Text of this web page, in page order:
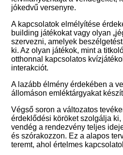
jókedvű versenyre.
A kapcsolatok elmélyítése
building játékokat vagy olyan
szervezni, amelyek
ki. Az olyan játékok, mint a
otthonnal kapcsolatos
interakciót.
A lazább élmény érdekében a
állomáson emléktárgyakat
Végső soron a változatos
érdeklődési köröket szolgálja
vendég a rendezvény teljes
és szórakozzon. Ez a alapos
teremt, ahol értelmes